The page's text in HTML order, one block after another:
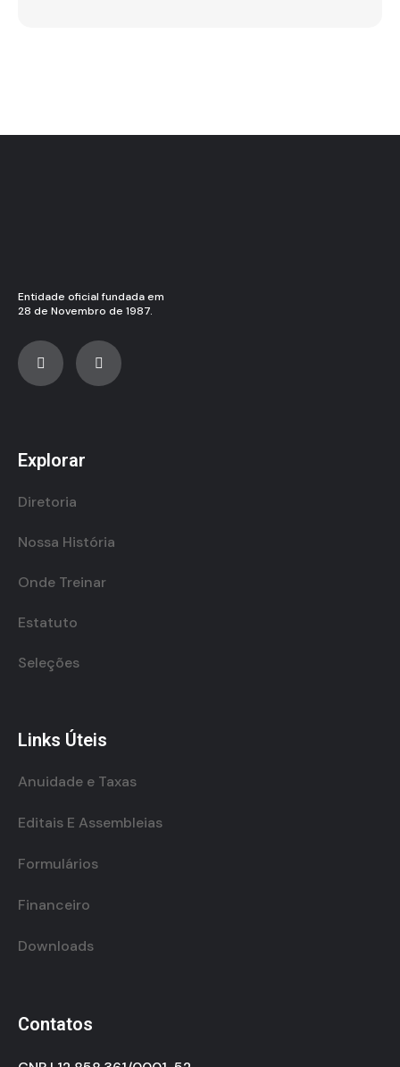
Entidade oficial fundada em
28 de Novembro de 1987.
Explorar
Diretoria
Nossa História
Onde Treinar
Estatuto
Seleções
Links Úteis
Anuidade e Taxas
Editais E Assembleias
Formulários
Financeiro
Downloads
Contatos